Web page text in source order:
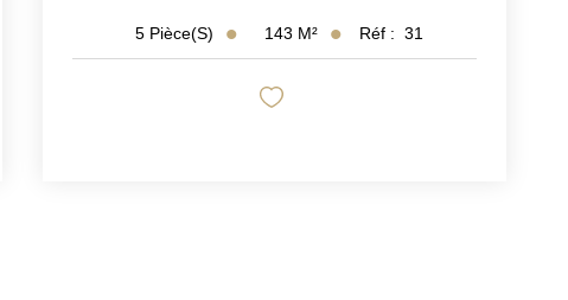
5 Pièce(s) 143 M² Réf : 31